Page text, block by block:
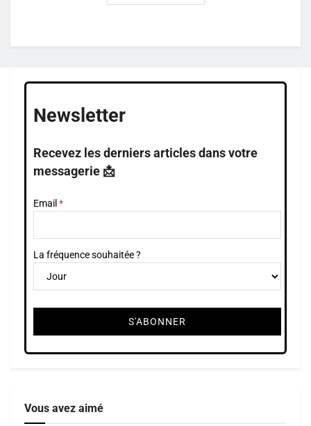
Newsletter
Recevez les derniers articles dans votre
messagerie 📩
Email
La fréquence souhaitée ?
Vous avez aimé